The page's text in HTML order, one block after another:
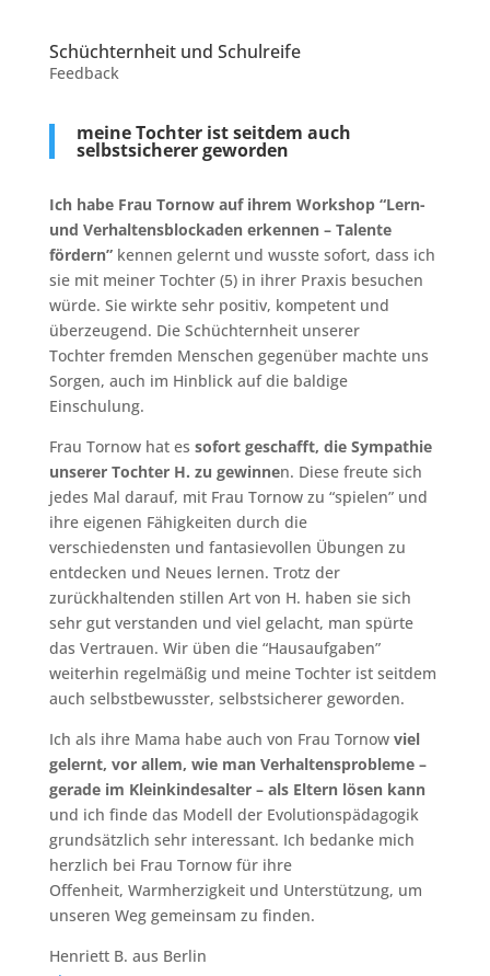
Schüchternheit und Schulreife
Feedback
meine Tochter ist seitdem auch
selbstsicherer geworden
Ich habe Frau Tornow auf ihrem Workshop “Lern-
und Verhaltensblockaden erkennen – Talente
fördern”kennen gelernt und wusste sofort, dass ich
sie mit meiner Tochter (5) in ihrer Praxis besuchen
würde. Sie wirkte sehr positiv, kompetent und
überzeugend. Die Schüchternheit unserer
Tochter fremden Menschen gegenüber machte uns
Sorgen, auch im Hinblick auf die baldige
Einschulung.
Frau Tornow hat es sofort geschafft, die Sympathie
unserer Tochter H. zu gewinnen. Diese freute sich
jedes Mal darauf, mit Frau Tornow zu “spielen” und
ihre eigenen Fähigkeiten durch die
verschiedensten und fantasievollen Übungen zu
entdecken und Neues lernen. Trotz der
zurückhaltenden stillen Art von H. haben sie sich
sehr gut verstanden und viel gelacht, man spürte
das Vertrauen. Wir üben die “Hausaufgaben”
weiterhin regelmäßig und meine Tochter ist seitdem
auch selbstbewusster, selbstsicherer geworden.
Ich als ihre Mama habe auch von Frau Tornow viel
gelernt, vor allem, wie man Verhaltensprobleme –
gerade im Kleinkindesalter – als Eltern lösen kann
und ich finde das Modell der Evolutionspädagogik
grundsätzlich sehr interessant. Ich bedanke mich
herzlich bei Frau Tornow für ihre
Offenheit, Warmherzigkeit und Unterstützung, um
unseren Weg gemeinsam zu finden.
Henriett B. aus Berlin